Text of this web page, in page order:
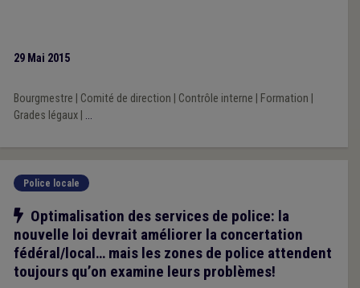
29 Mai 2015
Bourgmestre Comité de direction Contrôle interne Formation
Grades légaux| ...
Police locale
Notre action
Optimalisation des services de police: la
nouvelle loi devrait améliorer la concertation
fédéral/local… mais les zones de police attendent
toujours qu’on examine leurs problèmes!